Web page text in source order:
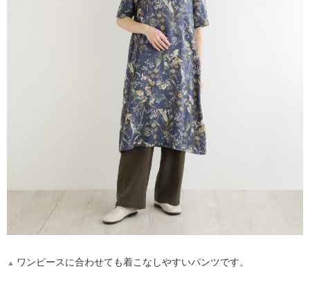
▲ ワンピースに合わせても着こなしやすいパンツです。